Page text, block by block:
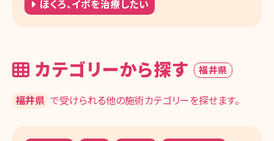
ほくろ、イボを治療したい
カテゴリーから探す 福井県
福井県 で受けられる他の施術カテゴリーを探せます。